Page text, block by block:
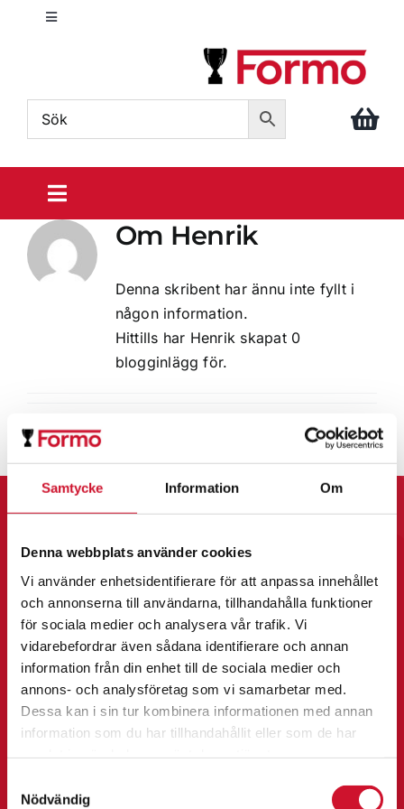
Samtycke Information Om
Denna webbplats använder cookies
Vi använder enhetsidentifierare för att anpassa innehållet
och annonserna till användarna, tillhandahålla funktioner
för sociala medier och analysera vår trafik. Vi
vidarebefordrar även sådana identifierare och annan
information från din enhet till de sociala medier och
annons- och analysföretag som vi samarbetar med.
Dessa kan i sin tur kombinera informationen med annan
information som du har tillhandahållit eller som de har
Nödvändig
Fortsätt
Toggle
040 – 611 86 88
Toggle
Navigation
Sportpriser
Lotter
Kontakta oss
Om Henrik
Denna skribent har ännu inte fyllt i
någon information.
Hittills har Henrik skapat 0
blogginlägg för.
Kontakta Oss
Formo Sport & Promotion AB
Formo APS
Cederströmsgatan 1
212 39 Malmö
Email
info@formo.dk